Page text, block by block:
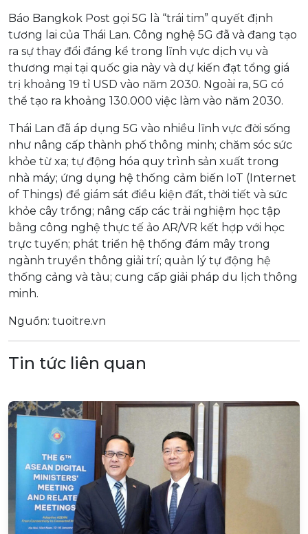
Báo Bangkok Post gọi 5G là “trái tim” quyết định
tương lai của Thái Lan. Công nghệ 5G đã và đang tạo
ra sự thay đổi đáng kể trong lĩnh vực dịch vụ và
thương mại tại quốc gia này và dự kiến đạt tổng giá
trị khoảng 19 tỉ USD vào năm 2030. Ngoài ra, 5G có
thể tạo ra khoảng 130.000 việc làm vào năm 2030.
Thái Lan đã áp dụng 5G vào nhiều lĩnh vực đời sống
như nâng cấp thành phố thông minh; chăm sóc sức
khỏe từ xa; tự động hóa quy trình sản xuất trong
nhà máy; ứng dụng hệ thống cảm biến IoT (Internet
of Things) để giám sát điều kiện đất, thời tiết và sức
khỏe cây trồng; nâng cấp các trải nghiệm học tập
bằng công nghệ thực tế ảo AR/VR kết hợp với học
trực tuyến; phát triển hệ thống đám mây trong
ngành truyền thông giải trí; quản lý tự động hệ
thống cảng và tàu; cung cấp giải pháp du lịch thông
minh.
Nguồn: tuoitre.vn
Tin tức liên quan